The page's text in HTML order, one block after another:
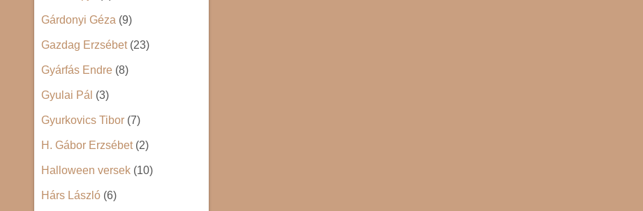
Gárdonyi Géza (9)
Gazdag Erzsébet(23)
Gyárfás Endre (8)
Gyulai Pál (3)
Gyurkovics Tibor (7)
H. Gábor Erzsébet(2)
Halloween versek (10)
Hárs László (6)